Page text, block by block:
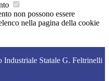
non possono essere
nella pagina della cookie
Industriale Statale G. Feltrinelli